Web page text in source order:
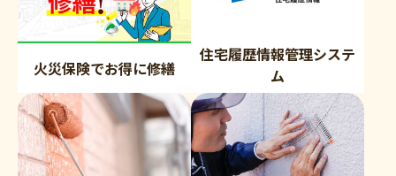
火災保険でお得に修繕
住宅履歴情報管理システ
ム